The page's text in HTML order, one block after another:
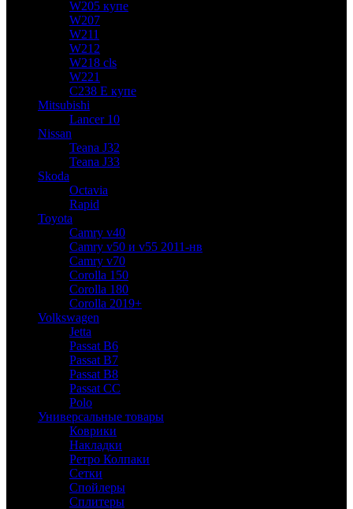
W205 купе
W207
W211
W212
W218 cls
W221
C238 E купе
Mitsubishi
Lancer 10
Nissan
Teana J32
Teana J33
Skoda
Octavia
Rapid
Toyota
Camry v40
Camry v50 и v55 2011-нв
Camry v70
Corolla 150
Corolla 180
Corolla 2019+
Volkswagen
Jetta
Passat B6
Passat B7
Passat B8
Passat CC
Polo
Универсальные товары
Коврики
Накладки
Ретро Колпаки
Сетки
Спойлеры
Сплитеры